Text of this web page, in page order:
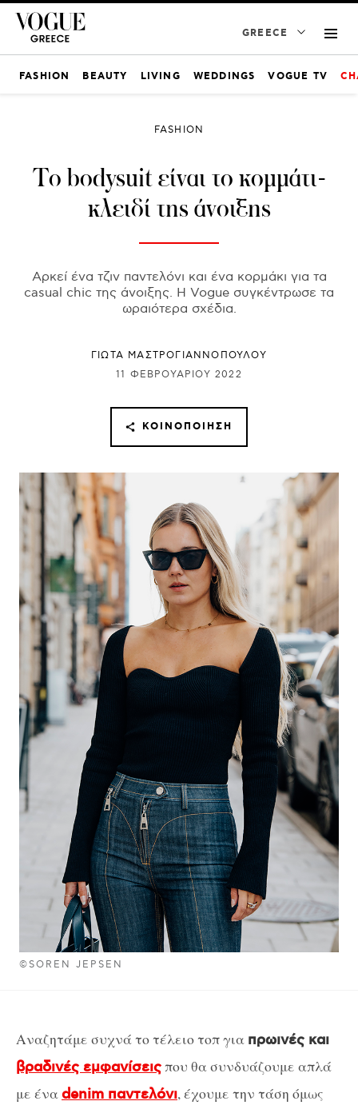
GREECE
FASHION BEAUTY LIVING WEDDINGS VOGUE TV
©SOREN JEPSEN
FASHION
Το bodysuit είναι το κομμάτι-
κλειδί της άνοιξης
Αρκεί ένα τζιν παντελόνι και ένα κορμάκι για τα
casual chic της άνοιξης. Η Vogue συγκέντρωσε τα
ωραιότερα σχέδια.
ΓΙΩΤΑ ΜΑΣΤΡΟΓΙΑΝΝΟΠΟΥΛΟΥ
11 ΦΕΒΡΟΥΑΡΊΟΥ 2022
ΚΟΙΝΟΠΟΊΗΣΗ
Αναζητάμε συχνά το τέλειο τοπ για πρωινές και
βραδινές εμφανίσειςπου θα συνδυάζουμε απλά
με έναdenim παντελόνι, έχουμε την τάση όμως